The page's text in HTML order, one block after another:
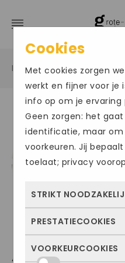
Home / Grote maten
ADIDAS DROPSET
Cookies
Met cookies zorgen
werkt en fijner voor je
info op om je ervaring
Geen zorgen: het
identificatie, maar
voorkeuren. Jij
toelaat; privacy
STRIKT
Deze cookies
kunnen niet worden
PRESTATIECOOKIES
Met deze cookies
VOORKEURCOOKIES